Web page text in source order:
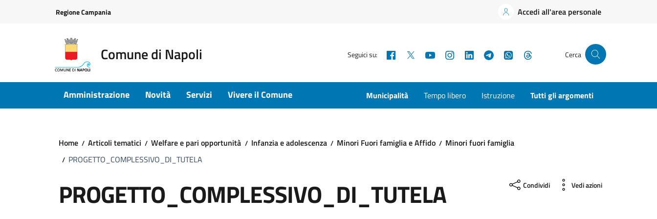
Regione Campania Accedi all'area personale
Comune di Napoli Seguici su: Facebook YouTubeInstagramLinkedInTelegramWhatsApp Cerca
Amministrazione Novità Servizi Vivere il Comune Municipalità Tempo libero Istruzione Tutti gli argomenti
Home Articoli tematici Welfare e pari opportunità Infanzia e adolescenza Minori Fuori famiglia e Affido
Minori fuori famiglia
PROGETTO_COMPLESSIVO_DI_TUTELA
PROGETTO_COMPLESSIVO_DI_TUTELA Condividi Vedi azioni